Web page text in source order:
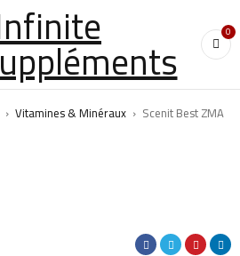
0
› Vitamines & Minéraux › Scenit Best ZMA